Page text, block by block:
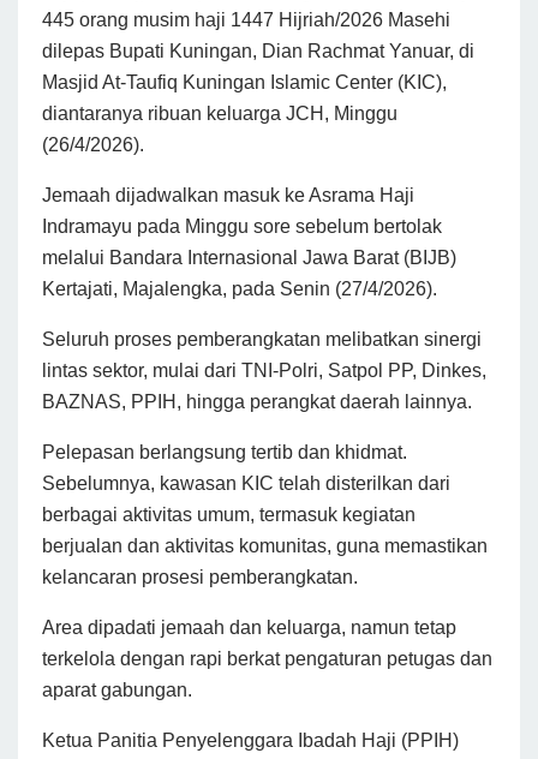
445 orang musim haji 1447 Hijriah/2026 Masehi
dilepas Bupati Kuningan, Dian Rachmat Yanuar, di
Masjid At-Taufiq Kuningan Islamic Center (KIC),
diantaranya ribuan keluarga JCH, Minggu
(26/4/2026).
Jemaah dijadwalkan masuk ke Asrama Haji
Indramayu pada Minggu sore sebelum bertolak
melalui Bandara Internasional Jawa Barat (BIJB)
Kertajati, Majalengka, pada Senin (27/4/2026).
Seluruh proses pemberangkatan melibatkan sinergi
lintas sektor, mulai dari TNI-Polri, Satpol PP, Dinkes,
BAZNAS, PPIH, hingga perangkat daerah lainnya.
Pelepasan berlangsung tertib dan khidmat.
Sebelumnya, kawasan KIC telah disterilkan dari
berbagai aktivitas umum, termasuk kegiatan
berjualan dan aktivitas komunitas, guna memastikan
kelancaran prosesi pemberangkatan.
Area dipadati jemaah dan keluarga, namun tetap
terkelola dengan rapi berkat pengaturan petugas dan
aparat gabungan.
Ketua Panitia Penyelenggara Ibadah Haji (PPIH)